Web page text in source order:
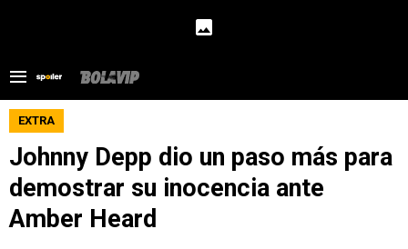
EXTRA
Johnny Depp dio un paso más para
demostrar su inocencia ante
Amber Heard